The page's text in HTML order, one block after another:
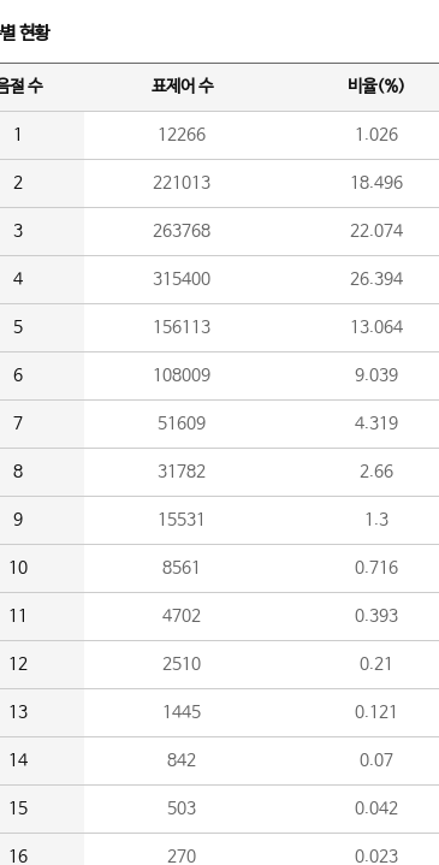
현황
절 수 표제어 수 비율(%)
1 12266 1.026
2 221013 18.496
3 263768 22.074
4 315400 26.394
5 156113 13.064
6 108009 9.039
7 51609 4.319
8 31782 2.66
9 15531 1.3
10 8561 0.716
11 4702 0.393
12 2510 0.21
13 1445 0.121
14 842 0.07
15 503 0.042
16 270 0.023